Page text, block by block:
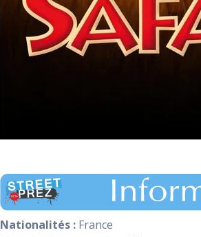
Nationalités : France